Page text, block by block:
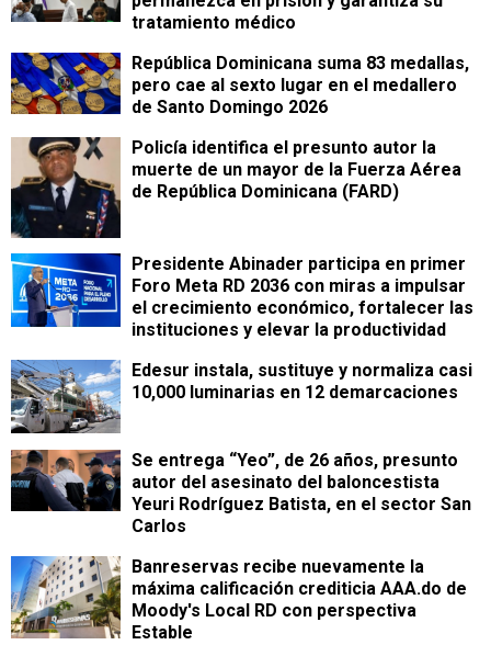
tratamiento médico
República Dominicana suma 83 medallas,
pero cae al sexto lugar en el medallero
de Santo Domingo 2026
Policía identifica el presunto autor la
muerte de un mayor de la Fuerza Aérea
de República Dominicana (FARD)
Presidente Abinader participa en primer
Foro Meta RD 2036 con miras a impulsar
el crecimiento económico, fortalecer las
instituciones y elevar la productividad
Edesur instala, sustituye y normaliza casi
10,000 luminarias en 12 demarcaciones
Se entrega “Yeo”, de 26 años, presunto
autor del asesinato del baloncestista
Yeuri Rodríguez Batista, en el sector San
Carlos
Banreservas recibe nuevamente la
máxima calificación crediticia AAA.do de
Moody's Local RD con perspectiva
Estable